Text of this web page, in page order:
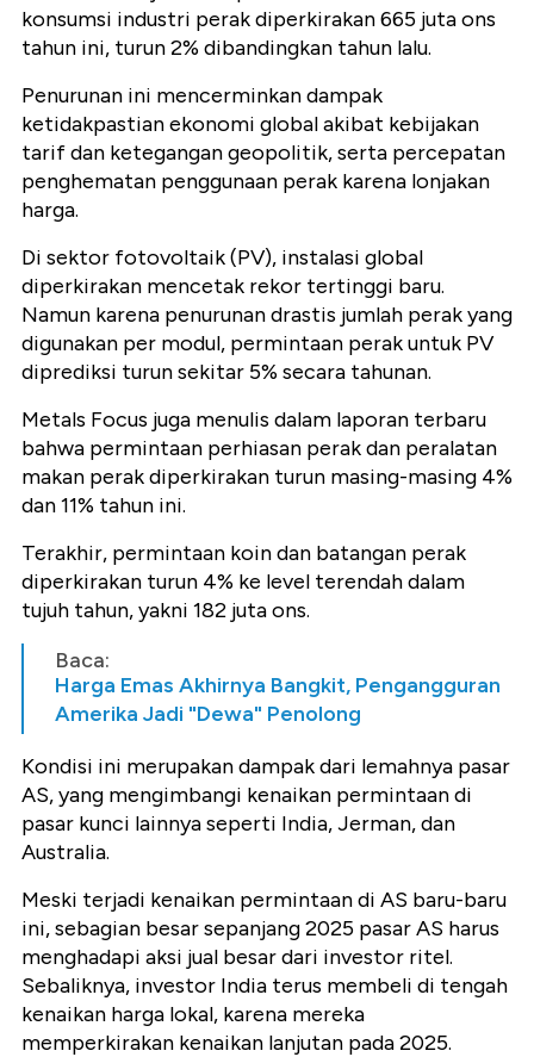
konsumsi industri perak diperkirakan 665 juta ons
tahun ini, turun 2% dibandingkan tahun lalu.
Penurunan ini mencerminkan dampak
ketidakpastian ekonomi global akibat kebijakan
tarif dan ketegangan geopolitik, serta percepatan
penghematan penggunaan perak karena lonjakan
harga.
Di sektor fotovoltaik (PV), instalasi global
diperkirakan mencetak rekor tertinggi baru.
Namun karena penurunan drastis jumlah perak yang
digunakan per modul, permintaan perak untuk PV
diprediksi turun sekitar 5% secara tahunan.
Metals Focus juga menulis dalam laporan terbaru
bahwa permintaan perhiasan perak dan peralatan
makan perak diperkirakan turun masing-masing 4%
dan 11% tahun ini.
Terakhir, permintaan koin dan batangan perak
diperkirakan turun 4% ke level terendah dalam
tujuh tahun, yakni 182 juta ons.
Baca:
Harga Emas Akhirnya Bangkit, Pengangguran
Amerika Jadi "Dewa" Penolong
Kondisi ini merupakan dampak dari lemahnya pasar
AS, yang mengimbangi kenaikan permintaan di
pasar kunci lainnya seperti India, Jerman, dan
Australia.
Meski terjadi kenaikan permintaan di AS baru-baru
ini, sebagian besar sepanjang 2025 pasar AS harus
menghadapi aksi jual besar dari investor ritel.
Sebaliknya, investor India terus membeli di tengah
kenaikan harga lokal, karena mereka
memperkirakan kenaikan lanjutan pada 2025.